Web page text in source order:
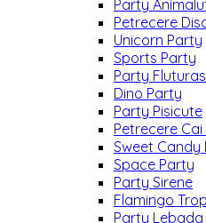
Party
Petrecere
Unicorn Party
Sports Party
Party
Dino Party
Party Pisicute
Petrecere
Sweet Candy
Space Party
Party Sirene
Flamingo
Party Lebada